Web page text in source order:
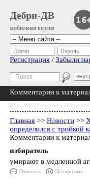
Дебри-ДВ
мобильная версия
Логин Пароль
Регистрация / Забыли
Комментарии к
Главная >> Новости >>
определился с тройкой
Комментарии к
избиратель
умирают в медленной
Ответить Цитировать